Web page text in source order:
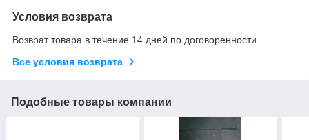
Условия возврата
Возврат товара в течение 14 дней по договоренности
Все условия возврата
Подобные товары компании